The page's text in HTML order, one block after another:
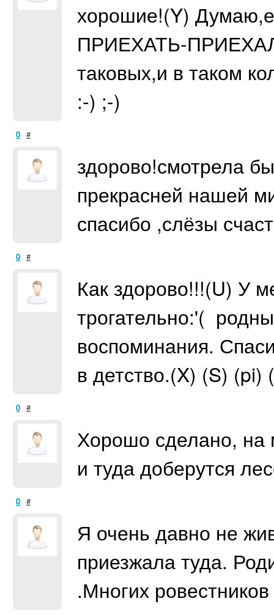
хорошие!(Y)
ПРИЕХАТЬ-
таковых,и в таком
:-) ;-)
0 #
здорово!смотрела
прекрасней нашей
спасибо ,слёзы
0 #
Как здорово!!!(U) У
трогательно:'(
воспоминания.
в детство.(X) (S) (pi)
0 #
Хорошо сделано, на
и туда доберутся
0 #
Я очень давно не
приезжала туда.
.Многих